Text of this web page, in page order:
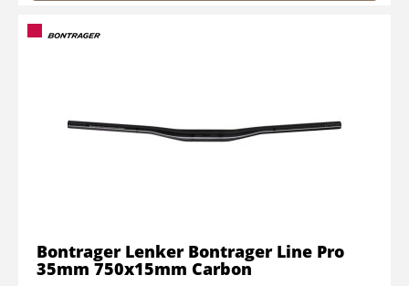
Bontrager Lenker Bontrager Line Pro
35mm 750x15mm Carbon